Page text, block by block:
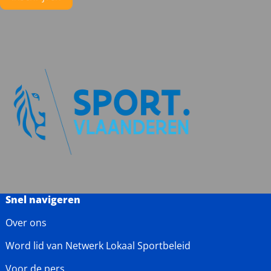
Snel navigeren
Over ons
Word lid van Netwerk Lokaal Sportbeleid